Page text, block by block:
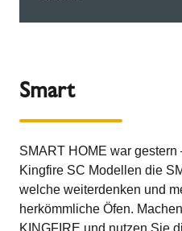
Smart
SMART HOME war gestern
Kingfire SC Modellen die
welche weiterdenken und
herkömmliche Öfen.